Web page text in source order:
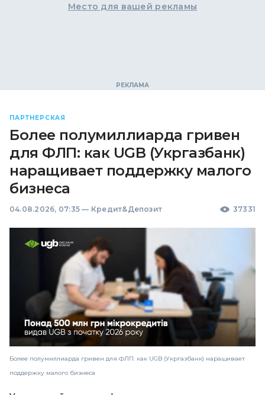
Место для вашей рекламы
ПАРТНЕРСКАЯ
Более полумиллиарда гривен
для ФЛП: как UGB (Укргазбанк)
наращивает поддержку малого
бизнеса
04.08.2026, 07:35 — Кредит&Депозит 37331
Более полумиллиарда гривен для ФЛП: как UGB (Укргазбанк) наращивает
поддержку малого бизнеса